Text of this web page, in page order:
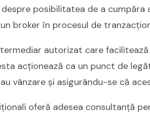
posibilitatea de a
broker în procesul de
autorizat care
acționează ca un punct de
vânzare și asigurându-se că
oferă adesea consultanță